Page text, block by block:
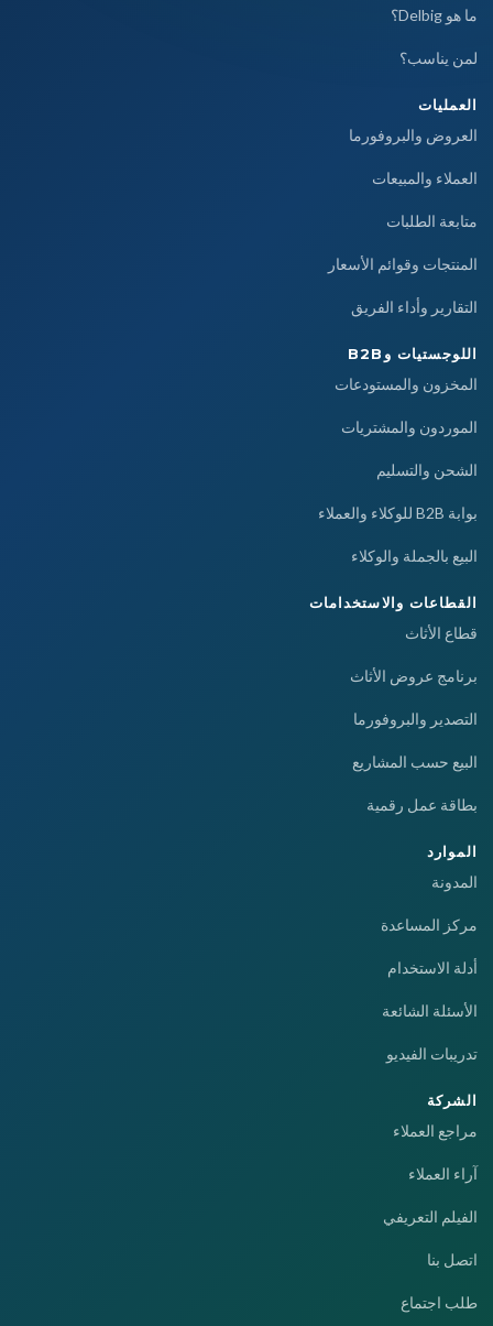
ما هو Delbig؟
لمن يناسب؟
العمليات
العروض والبروفورما
العملاء والمبيعات
متابعة الطلبات
المنتجات وقوائم الأسعار
التقارير وأداء الفريق
اللوجستيات وB2B
المخزون والمستودعات
الموردون والمشتريات
الشحن والتسليم
بوابة B2B للوكلاء والعملاء
البيع بالجملة والوكلاء
القطاعات والاستخدامات
قطاع الأثاث
برنامج عروض الأثاث
التصدير والبروفورما
البيع حسب المشاريع
بطاقة عمل رقمية
الموارد
المدونة
مركز المساعدة
أدلة الاستخدام
الأسئلة الشائعة
تدريبات الفيديو
الشركة
مراجع العملاء
آراء العملاء
الفيلم التعريفي
اتصل بنا
طلب اجتماع